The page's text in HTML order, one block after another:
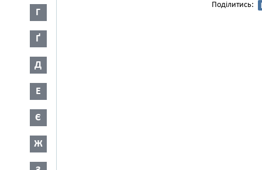
Г
Ґ
Д
Е
Є
Ж
Поділитись: